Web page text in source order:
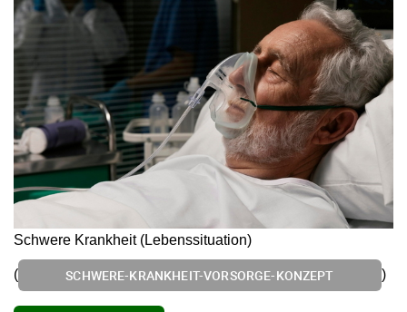
Schwere Krankheit (Lebenssituation)
( SCHWERE-KRANKHEIT-VORSORGE-KONZEPT )